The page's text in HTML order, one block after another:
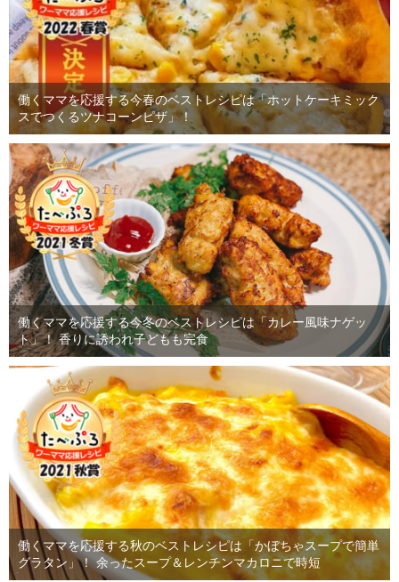
働くママを応援する今春のベストレシピは「ホットケーキミック
スでつくるツナコーンピザ」！
働くママを応援する今冬のベストレシピは「カレー風味ナゲッ
ト」！ 香りに誘われ子どもも完食
働くママを応援する秋のベストレシピは「かぼちゃスープで簡単
グラタン」！ 余ったスープ＆レンチンマカロニで時短